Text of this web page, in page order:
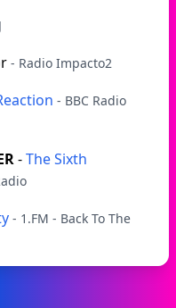
- Radio Impacto2
- BBC Radio
-The Sixth
- 1.FM - Back To The